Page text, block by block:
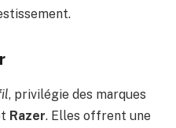
, privilégie des marques
Razer. Elles offrent une